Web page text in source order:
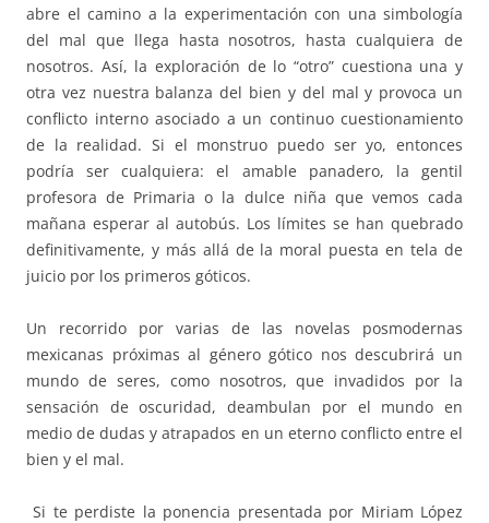
abre el camino a la experimentación con una simbología
del mal que llega hasta nosotros, hasta cualquiera de
nosotros. Así, la exploración de lo “otro” cuestiona una y
otra vez nuestra balanza del bien y del mal y provoca un
conflicto interno asociado a un continuo cuestionamiento
de la realidad. Si el monstruo puedo ser yo, entonces
podría ser cualquiera: el amable panadero, la gentil
profesora de Primaria o la dulce niña que vemos cada
mañana esperar al autobús. Los límites se han quebrado
definitivamente, y más allá de la moral puesta en tela de
juicio por los primeros góticos.
Un recorrido por varias de las novelas posmodernas
mexicanas próximas al género gótico nos descubrirá un
mundo de seres, como nosotros, que invadidos por la
sensación de oscuridad, deambulan por el mundo en
medio de dudas y atrapados en un eterno conflicto entre el
bien y el mal.
Si te perdiste la ponencia presentada por Miriam López